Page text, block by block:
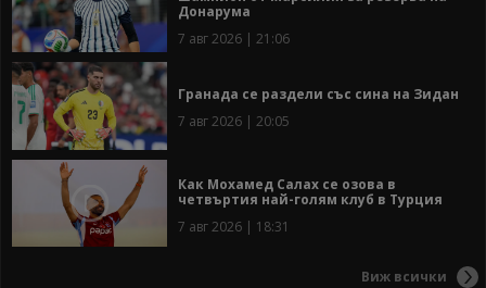
Донарума
7 авг 2026 | 21:06
Гранада се раздели със сина на Зидан
7 авг 2026 | 20:05
Как Мохамед Салах се озова в
четвъртия най-голям клуб в Турция
7 авг 2026 | 18:31
Виж всички